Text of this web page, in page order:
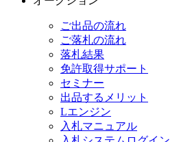
ご出品の流れ
ご落札の流れ
落札結果
免許取得サポート
セミナー
出品するメリット
Lエンジン
入札マニュアル